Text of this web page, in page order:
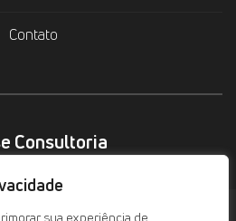
sua experiência de
Contato
Consultoria
- Goose Consultoria